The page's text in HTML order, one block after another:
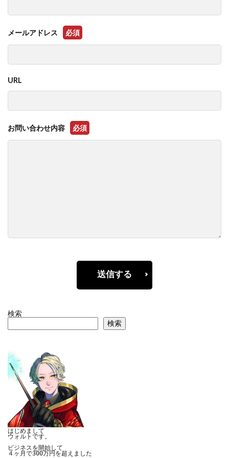
メールアドレス 必須
URL
お問い合わせ内容 必須
送信する
検索
検索
はじめまして
ウォルトです。
ビジネスを開始して
４ヶ月で300万円を超えました